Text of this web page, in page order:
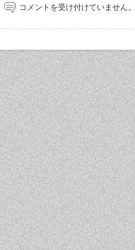
コメントを受け付けていません。